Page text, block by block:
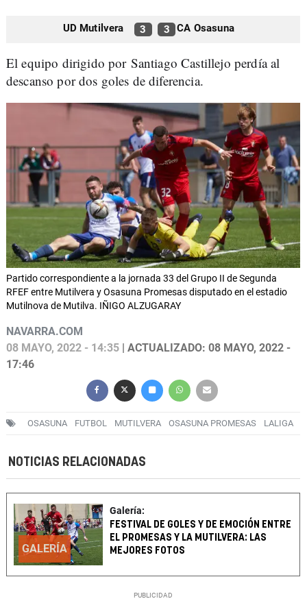
UD Mutilvera 3 3 CA Osasuna
El equipo dirigido por Santiago Castillejo perdía al
descanso por dos goles de diferencia.
Partido correspondiente a la jornada 33 del Grupo II de Segunda
RFEF entre Mutilvera y Osasuna Promesas disputado en el estadio
Mutilnova de Mutilva. IÑIGO ALZUGARAY
NAVARRA.COM
08 MAYO, 2022 - 14:35 | ACTUALIZADO: 08 MAYO, 2022 -
17:46
OSASUNA FUTBOL MUTILVERA OSASUNA PROMESAS LALIGA
NOTICIAS RELACIONADAS
GALERÍA
Galería:
FESTIVAL DE GOLES Y DE EMOCIÓN ENTRE
EL PROMESAS Y LA MUTILVERA: LAS
MEJORES FOTOS